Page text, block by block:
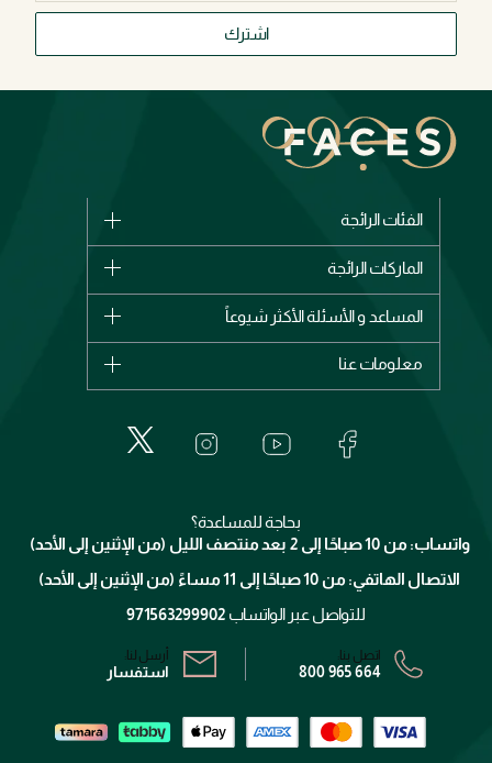
اشترك
الفئات الرائجة
الأكثر مبيعاً
اشترِ بطاقة هدية
الماركات الرائجة
بربري
إيف سان لوران
المساعد و الأسئلة الأكثر شيوعاً
الإرجاع
معلومات عنا
خدمات المعارض
برنامج الولاء ميوز
الشروط و الأحكام
سياسة الخصوصية
بحاجة للمساعدة؟
واتساب: من 10 صباحًا إلى 2 بعد منتصف الليل (من الإثنين إلى الأحد)
الاتصال الهاتفي: من 10 صباحًا إلى 11 مساءً (من الإثنين إلى الأحد)
للتواصل عبر الواتساب 971563299902
اتصل بنا:
800 965 664
أرسل لنا:
استفسار